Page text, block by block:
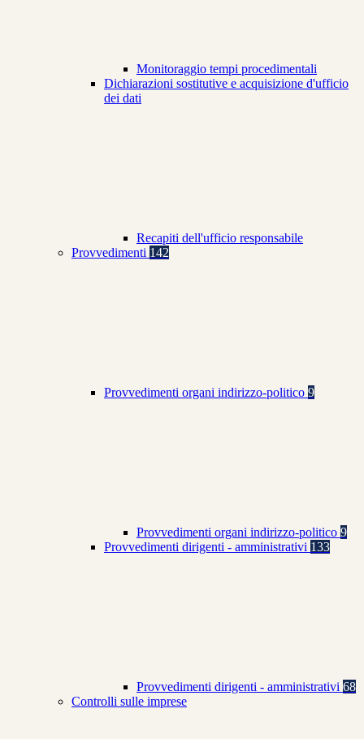
Monitoraggio tempi procedimentali
Dichiarazioni sostitutive e acquisizione d'ufficio
dei dati
Recapiti dell'ufficio responsabile
Provvedimenti 142
Provvedimenti organi indirizzo-politico 9
Provvedimenti organi indirizzo-politico 9
Provvedimenti dirigenti - amministrativi 133
Provvedimenti dirigenti - amministrativi 68
Controlli sulle imprese